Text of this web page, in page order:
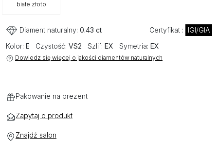
białe złoto
Diament naturalny: 0.43 ct Certyfikat :
IGI/GIA
Kolor: E Czystość: VS2 Szlif: EX Symetria: EX
Dowiedz się więcej o jakości diamentów naturalnych
Pakowanie na prezent
Zapytaj o produkt
Znajdź salon